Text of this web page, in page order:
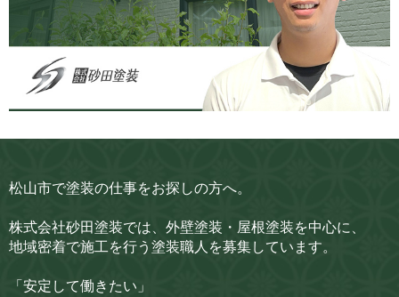
松山市で塗装の仕事をお探しの方へ。
株式会社砂田塗装では、外壁塗装・屋根塗装を中心に、
地域密着で施工を行う塗装職人を募集しています。
「安定して働きたい」